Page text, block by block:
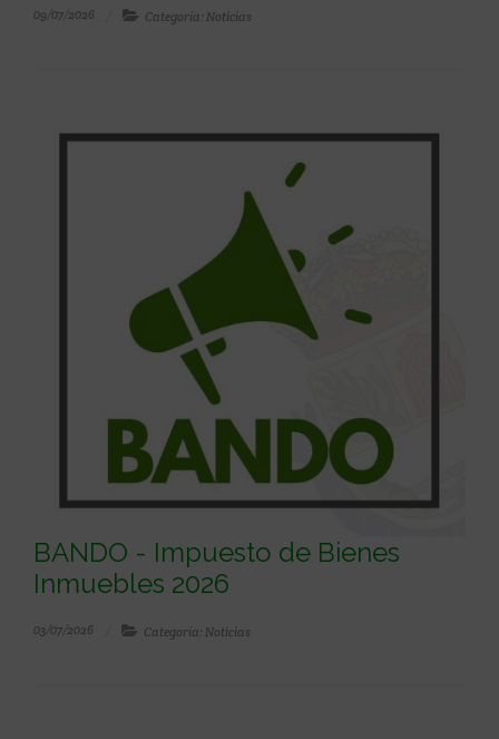
09/07/2026 Categoría: Noticias
BANDO - Impuesto de Bienes
Inmuebles 2026
03/07/2026 Categoría: Noticias